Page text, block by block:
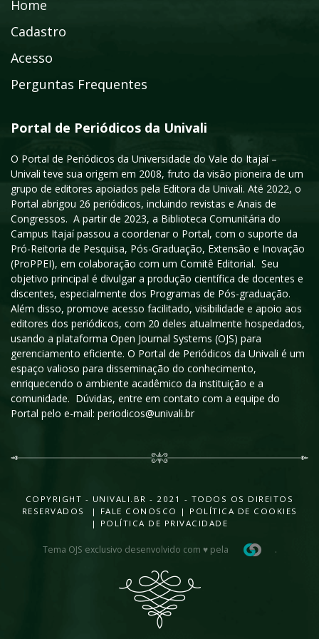
Home
Cadastro
Acesso
Perguntas Frequentes
Portal de Periódicos da Univali
O Portal de Periódicos da Universidade do Vale do Itajaí –
Univali teve sua origem em 2008, fruto da visão pioneira de um
grupo de editores apoiados pela Editora da Univali. Até 2022, o
Portal abrigou 26 periódicos, incluindo revistas e Anais de
Congressos. A partir de 2023, a Biblioteca Comunitária do
Campus Itajaí passou a coordenar o Portal, com o suporte da
Pró-Reitoria de Pesquisa, Pós-Graduação, Extensão e Inovação
(ProPPEI), em colaboração com um Comitê Editorial. Seu
objetivo principal é divulgar a produção científica de docentes e
discentes, especialmente dos Programas de Pós-graduação.
Além disso, promove acesso facilitado, visibilidade e apoio aos
editores dos periódicos, com 20 deles atualmente hospedados,
usando a plataforma Open Journal Systems (OJS) para
gerenciamento eficiente. O Portal de Periódicos da Univali é um
espaço valioso para disseminação do conhecimento,
enriquecendo o ambiente acadêmico da instituição e a
comunidade. Dúvidas, entre em contato com a equipe do
Portal pelo e-mail: periodicos@univali.br
COPYRIGHT - UNIVALI.BR - 2021 - TODOS OS DIREITOS
RESERVADOS |
FALE CONOSCO | POLÍTICA DE COOKIES
| POLÍTICA DE PRIVACIDADE
Tema OJS exclusivo desenvolvido com ♥ pela .